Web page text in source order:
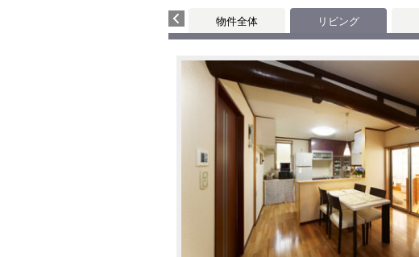
物件全体 リビング